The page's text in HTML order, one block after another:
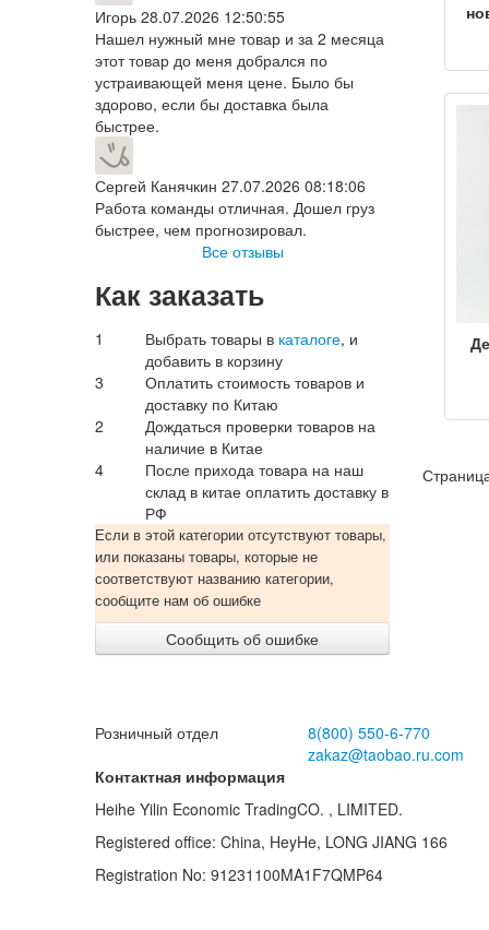
Игорь 28.07.2026 12:50:55
Нашел нужный мне товар и за 2 месяца
этот товар до меня добрался по
устраивающей меня цене. Было бы
здорово, если бы доставка была
быстрее.
Сергей Канячкин 27.07.2026 08:18:06
Работа команды отличная. Дошел груз
быстрее, чем прогнозировал.
Все отзывы
Как заказать
1 Выбрать товары в каталоге, и
добавить в корзину
3
Оплатить стоимость товаров и
доставку по Китаю
2
Дождаться проверки товаров на
наличие в Китае
4
После прихода товара на наш
склад в китае оплатить доставку в
РФ
Если в этой категории отсутствуют товары,
или показаны товары, которые не
соответствуют названию категории,
сообщите нам об ошибке
Сообщить об ошибке
Розничный отдел
8(800) 550-6-770
zakaz@taobao.ru.com
Контактная информация
Heihe Yilin Economic TradingCO. , LIMITED.
Registered office: China, HeyHe, LONG JIANG 166
Registration No: 91231100MA1F7QMP64